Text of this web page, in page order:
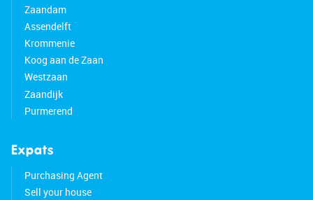
Zaandam
Assendelft
Krommenie
Koog aan de Zaan
Westzaan
Zaandijk
Purmerend
Expats
Purchasing Agent
Sell your house